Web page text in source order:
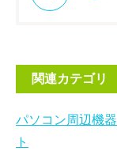
関連カテゴリ
パソコン周辺機器
ト